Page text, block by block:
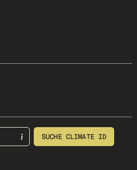
SUCHE CLIMATE ID